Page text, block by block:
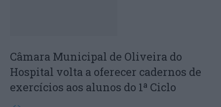
Câmara Municipal de Oliveira do
Hospital volta a oferecer cadernos de
exercícios aos alunos do 1ª Ciclo